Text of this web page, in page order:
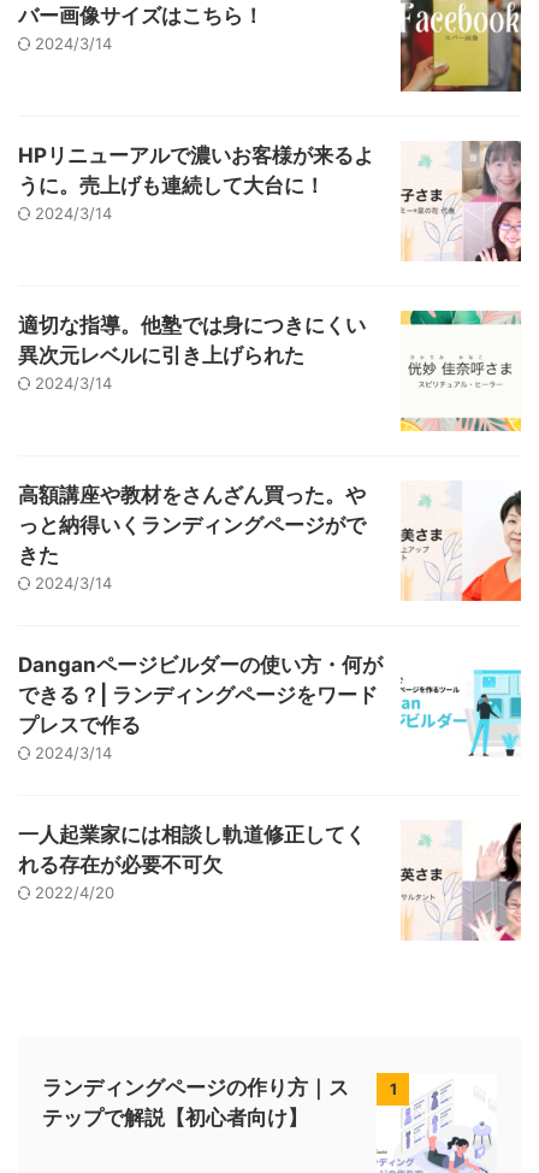
バー画像サイズはこちら！
2024/3/14
HPリニューアルで濃いお客様が来るよ
うに。売上げも連続して大台に！
2024/3/14
適切な指導。他塾では身につきにくい
異次元レベルに引き上げられた
2024/3/14
高額講座や教材をさんざん買った。や
っと納得いくランディングページがで
きた
2024/3/14
Danganページビルダーの使い方・何が
できる？| ランディングページをワード
プレスで作る
2024/3/14
一人起業家には相談し軌道修正してく
れる存在が必要不可欠
2022/4/20
1
ランディングページの作り方｜ス
テップで解説【初心者向け】